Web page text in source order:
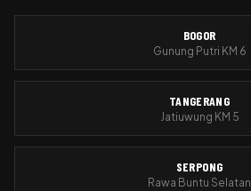
BOGOR
Gunung Putri KM 6
TANGERANG
Jatiuwung KM 5
SERPONG
Rawa Buntu Selatan